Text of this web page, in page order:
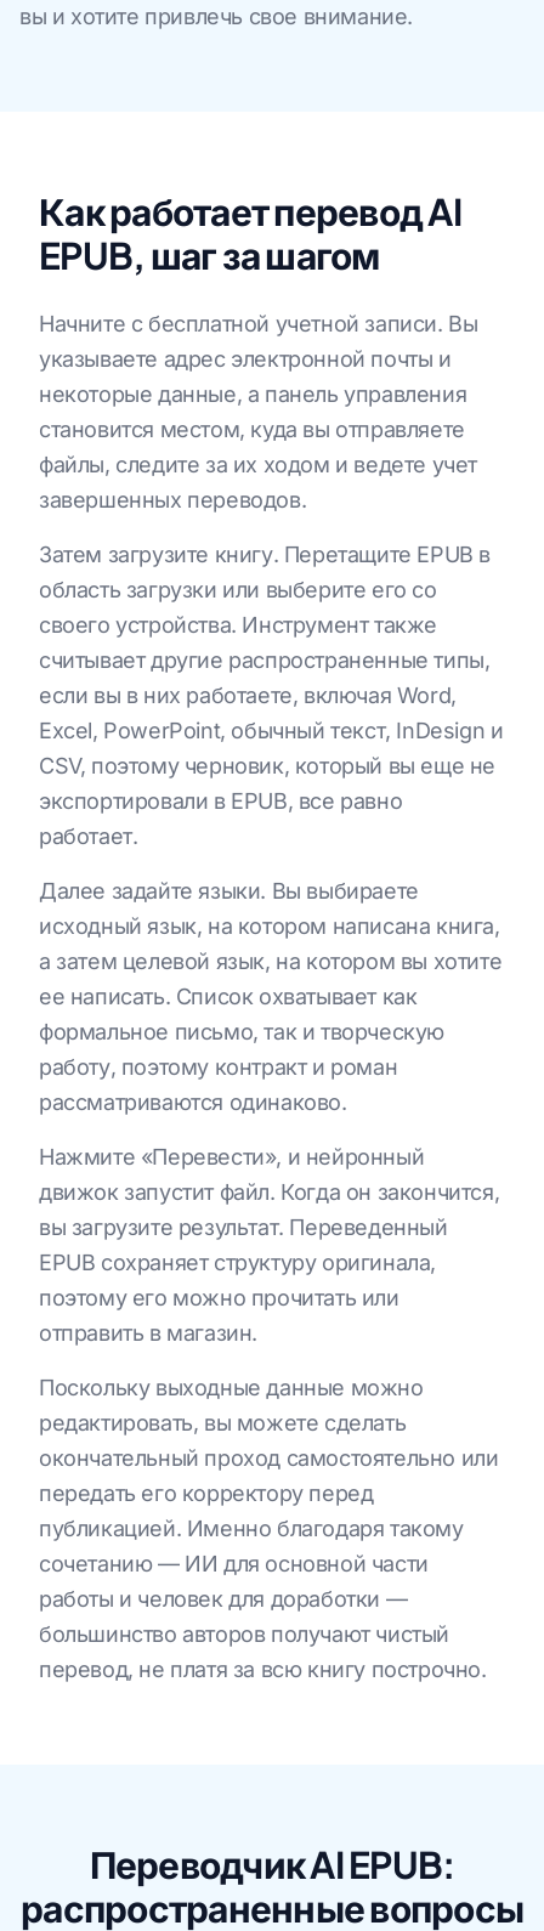
вы и хотите привлечь свое внимание.
Как работает перевод AI
EPUB, шаг за шагом
Начните с бесплатной учетной записи. Вы
указываете адрес электронной почты и
некоторые данные, а панель управления
становится местом, куда вы отправляете
файлы, следите за их ходом и ведете учет
завершенных переводов.
Затем загрузите книгу. Перетащите EPUB в
область загрузки или выберите его со
своего устройства. Инструмент также
считывает другие распространенные типы,
если вы в них работаете, включая Word,
Excel, PowerPoint, обычный текст, InDesign и
CSV, поэтому черновик, который вы еще не
экспортировали в EPUB, все равно
работает.
Далее задайте языки. Вы выбираете
исходный язык, на котором написана книга,
а затем целевой язык, на котором вы хотите
ее написать. Список охватывает как
формальное письмо, так и творческую
работу, поэтому контракт и роман
рассматриваются одинаково.
Нажмите «Перевести», и нейронный
движок запустит файл. Когда он закончится,
вы загрузите результат. Переведенный
EPUB сохраняет структуру оригинала,
поэтому его можно прочитать или
отправить в магазин.
Поскольку выходные данные можно
редактировать, вы можете сделать
окончательный проход самостоятельно или
передать его корректору перед
публикацией. Именно благодаря такому
сочетанию — ИИ для основной части
работы и человек для доработки —
большинство авторов получают чистый
перевод, не платя за всю книгу построчно.
Переводчик AI EPUB:
распространенные вопросы